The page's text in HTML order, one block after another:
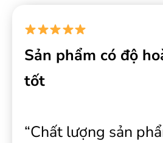
Sản phẩm có độ
tốt
“Chất lượng sản